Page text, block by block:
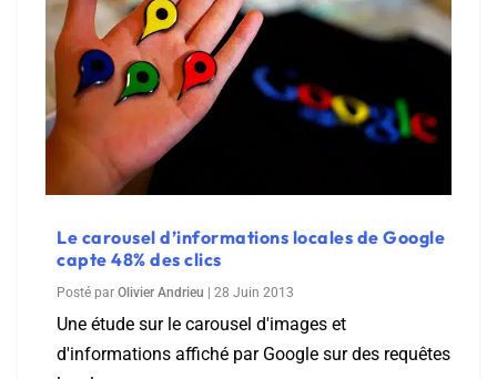
Le carousel d’informations locales de Google
capte 48% des clics
Posté par Olivier Andrieu 28 Juin 2013
Une étude sur le carousel d'images et
d'informations affiché par Google sur des requêtes